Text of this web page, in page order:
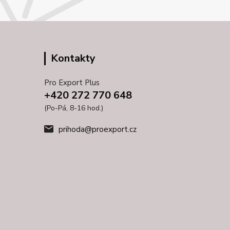
Kontakty
Pro Export Plus
+420 272 770 648
(Po-Pá, 8-16 hod.)
prihoda@proexport.cz